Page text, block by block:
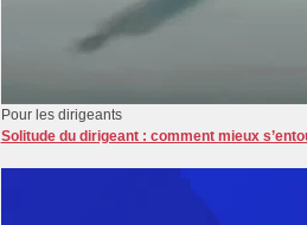
Pour les dirigeants
Solitude du dirigeant : comment mieux